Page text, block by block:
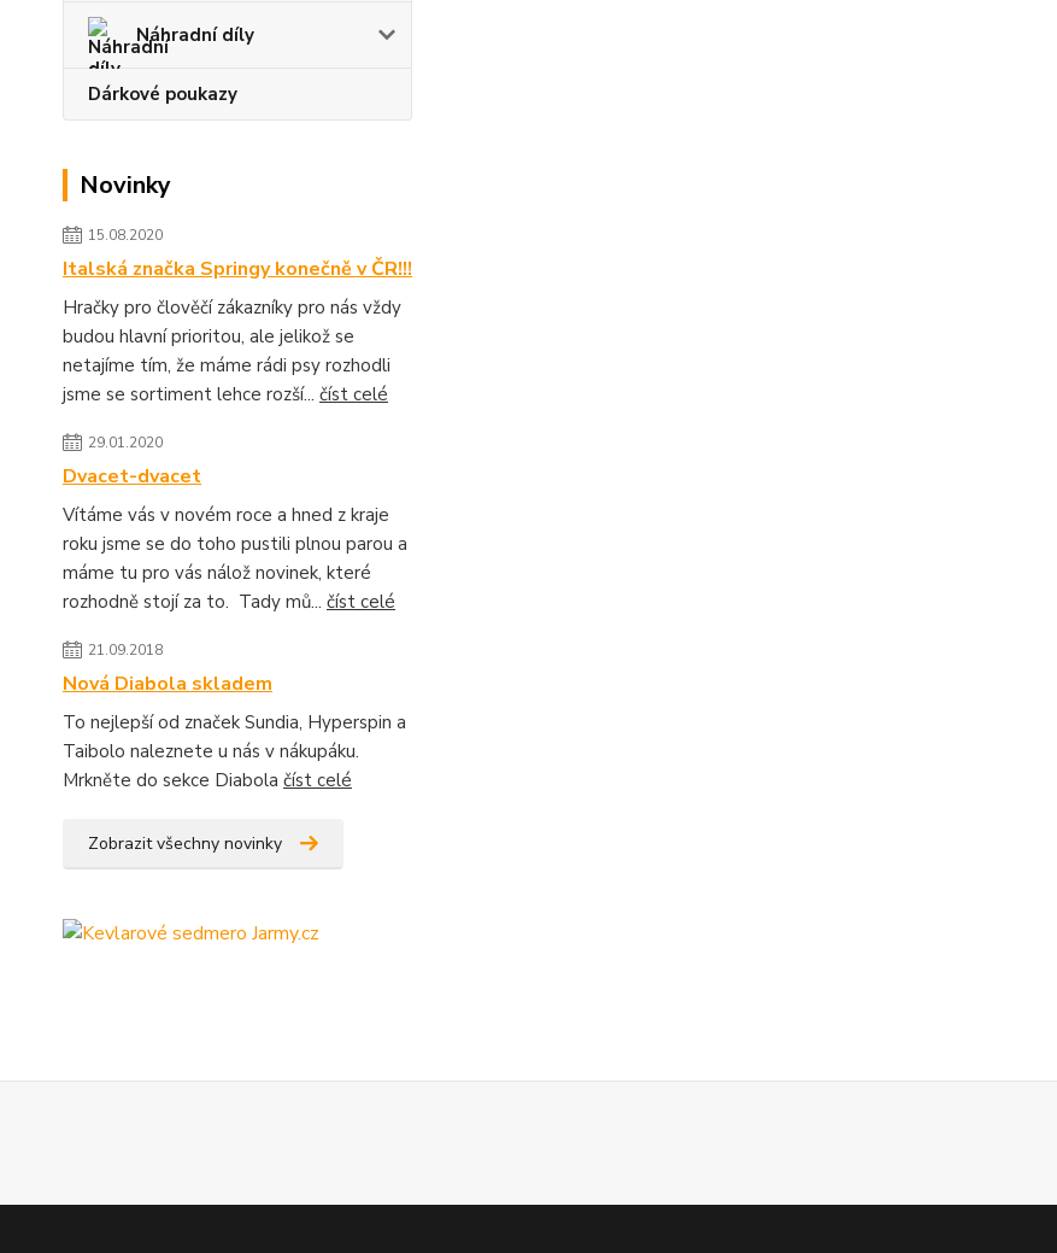
Náhradní díly
Dárkové poukazy
Novinky
15.08.2020
Italská značka Springy konečně v ČR!!!
Hračky pro člověčí zákazníky pro nás vždy
budou hlavní prioritou, ale jelikož se
netajíme tím, že máme rádi psy rozhodli
jsme se sortiment lehce rozší... číst celé
29.01.2020
Dvacet-dvacet
Vítáme vás v novém roce a hned z kraje
roku jsme se do toho pustili plnou parou a
máme tu pro vás nálož novinek, které
rozhodně stojí za to. Tady mů... číst celé
21.09.2018
Nová Diabola skladem
To nejlepší od značek Sundia, Hyperspin a
Taibolo naleznete u nás v nákupáku.
Mrkněte do sekce Diabola číst celé
Zobrazit všechny novinky